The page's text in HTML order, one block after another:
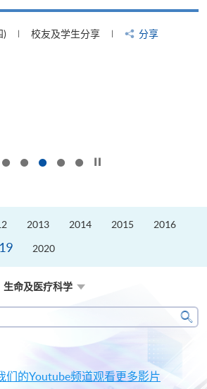
) 校友及学生分享 分享
2013 2014 2015 2016
2020
生命及医疗科学
搜
们的Youtube频道观看更多影片